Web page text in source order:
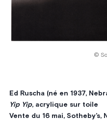
©
Ed Ruscha (né en 1937,
Yip Yip, acrylique sur toile
Vente du 16 mai, Sotheby’s,